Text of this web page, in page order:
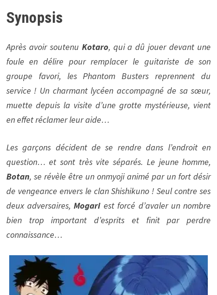
Synopsis
Après avoir soutenu Kotaro, qui a dû jouer devant une
foule en délire pour remplacer le guitariste de son
groupe favori, les Phantom Busters reprennent du
service ! Un charmant lycéen accompagné de sa sœur,
muette depuis la visite d’une grotte mystérieuse, vient
en effet réclamer leur aide…
Les garçons décident de se rendre dans l’endroit en
question… et sont très vite séparés. Le jeune homme,
Botan, se révèle être un onmyoji animé par un fort désir
de vengeance envers le clan Shishikuno ! Seul contre ses
deux adversaires,Mogariest forcé d’avaler un nombre
bien trop important d’esprits et finit par perdre
connaissance…